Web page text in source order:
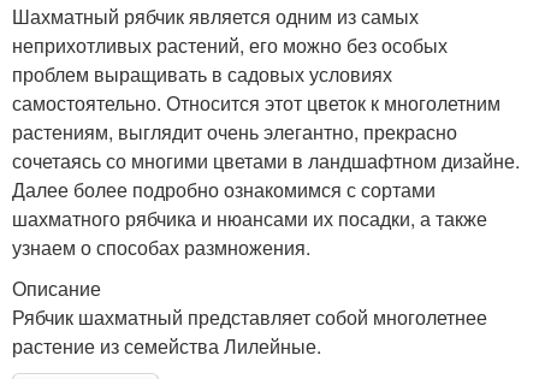
Шахматный рябчик является одним из самых
неприхотливых растений, его можно без особых
проблем выращивать в садовых условиях
самостоятельно. Относится этот цветок к многолетним
растениям, выглядит очень элегантно, прекрасно
сочетаясь со многими цветами в ландшафтном дизайне.
Далее более подробно ознакомимся с сортами
шахматного рябчика и нюансами их посадки, а также
узнаем о способах размножения.
Описание
Рябчик шахматный представляет собой многолетнее
растение из семейства Лилейные.